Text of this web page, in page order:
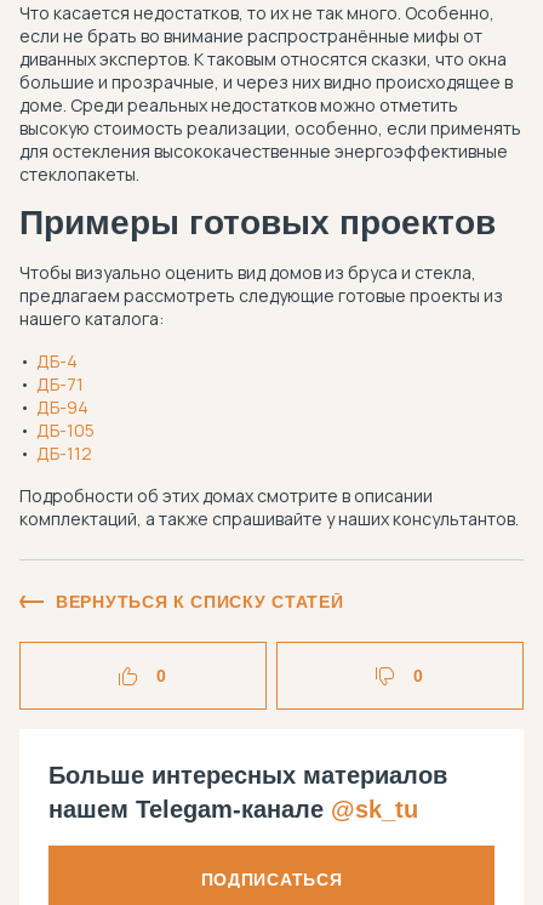
Что касается недостатков, то их не так много. Особенно,
если не брать во внимание распространённые мифы от
диванных экспертов. К таковым относятся сказки, что окна
большие и прозрачные, и через них видно происходящее в
доме. Среди реальных недостатков можно отметить
высокую стоимость реализации, особенно, если применять
для остекления высококачественные энергоэффективные
стеклопакеты.
Примеры готовых проектов
Чтобы визуально оценить вид домов из бруса и стекла,
предлагаем рассмотреть следующие готовые проекты из
нашего каталога:
ДБ-4
ДБ-71
ДБ-94
ДБ-105
ДБ-112
Подробности об этих домах смотрите в описании
комплектаций, а также спрашивайте у наших консультантов.
ВЕРНУТЬСЯ К СПИСКУ СТАТЕЙ
0 0
Больше интересных материалов
нашем Telegam-канале @sk_tu
ПОДПИСАТЬСЯ